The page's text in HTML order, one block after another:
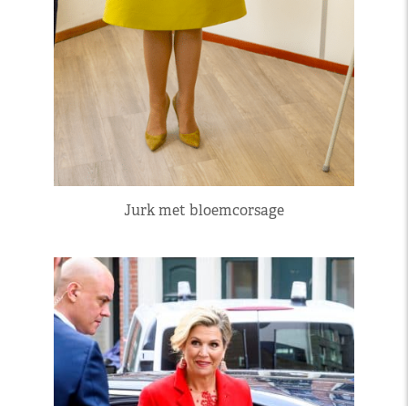
Jurk met bloemcorsage